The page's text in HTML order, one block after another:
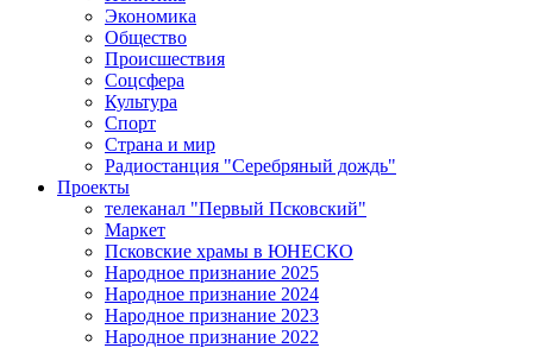
Экономика
Общество
Происшествия
Соцсфера
Культура
Спорт
Страна и мир
Радиостанция "Серебряный дождь"
Проекты
телеканал "Первый Псковский"
Маркет
Псковские храмы в ЮНЕСКО
Народное признание 2025
Народное признание 2024
Народное признание 2023
Народное признание 2022